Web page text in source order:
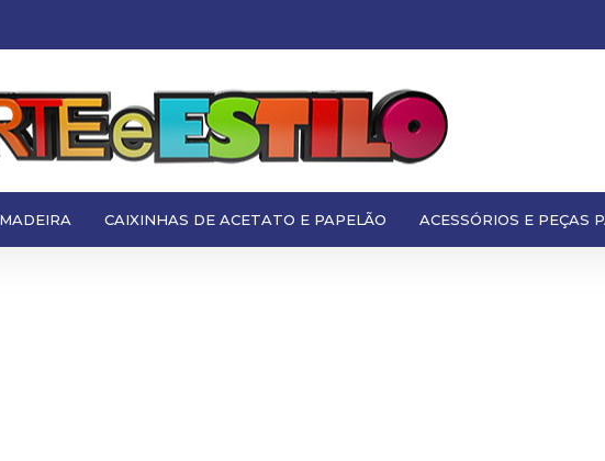
CAIXINHAS DE ACETATO E PAPELÃO ACESSÓRIOS E PEÇAS